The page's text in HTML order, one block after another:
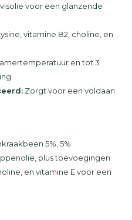
visolie voor een glanzende
vitamine B2, choline, en
en tot 3
Zorgt voor een voldaan
5%, 5%
plus toevoegingen
en vitamine E voor een